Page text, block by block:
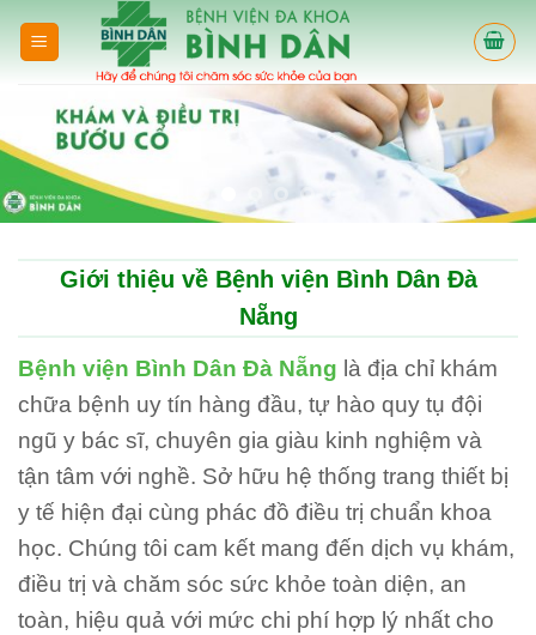
Giới thiệu về Bệnh viện Bình Dân Đà
Nẵng
Bệnh viện Bình Dân Đà Nẵng là địa chỉ khám
chữa bệnh uy tín hàng đầu, tự hào quy tụ đội
ngũ y bác sĩ, chuyên gia giàu kinh nghiệm và
tận tâm với nghề. Sở hữu hệ thống trang thiết bị
y tế hiện đại cùng phác đồ điều trị chuẩn khoa
học. Chúng tôi cam kết mang đến dịch vụ khám,
điều trị và chăm sóc sức khỏe toàn diện, an
toàn, hiệu quả với mức chi phí hợp lý nhất cho